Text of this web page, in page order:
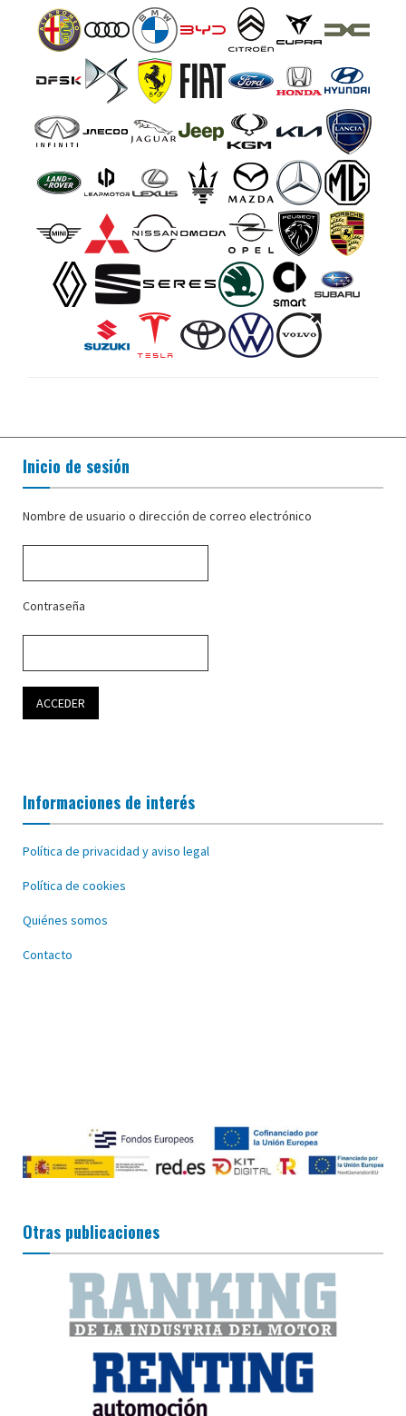
Inicio de sesión
Nombre de usuario o dirección de correo electrónico
Contraseña
Informaciones de interés
Política de privacidad y aviso legal
Política de cookies
Quiénes somos
Contacto
Otras publicaciones